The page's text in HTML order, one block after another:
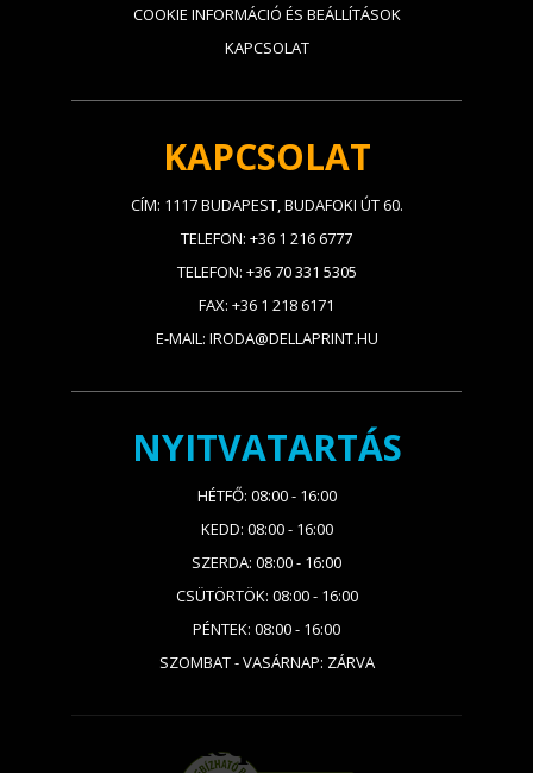
COOKIE INFORMÁCIÓ ÉS BEÁLLÍTÁSOK
KAPCSOLAT
KAPCSOLAT
CÍM: 1117 BUDAPEST, BUDAFOKI ÚT 60.
TELEFON: +36 1 216 6777
TELEFON: +36 70 331 5305
FAX: +36 1 218 6171
E-MAIL: IRODA@DELLAPRINT.HU
NYITVATARTÁS
HÉTFŐ: 08:00 - 16:00
KEDD: 08:00 - 16:00
SZERDA: 08:00 - 16:00
CSÜTÖRTÖK: 08:00 - 16:00
PÉNTEK: 08:00 - 16:00
SZOMBAT - VASÁRNAP: ZÁRVA